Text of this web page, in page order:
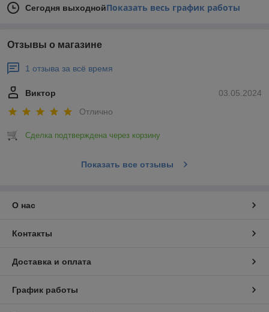
Сегодня выходнойПоказать весь график работы
Отзывы о магазине
1 отзыва за всё время
03.05.2024
Виктор
Отлично
Сделка подтверждена через корзину
Показать все отзывы
О нас
Контакты
Доставка и оплата
График работы